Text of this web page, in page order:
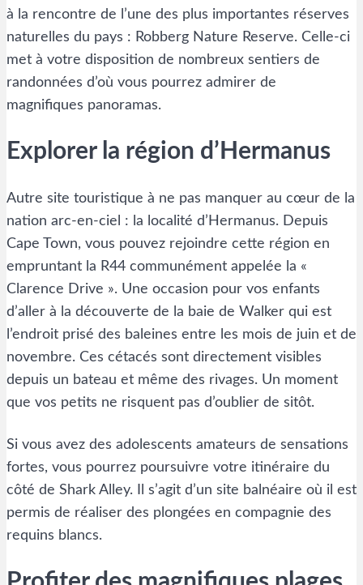
à la rencontre de l’une des plus importantes réserves
naturelles du pays : Robberg Nature Reserve. Celle-ci
met à votre disposition de nombreux sentiers de
randonnées d’où vous pourrez admirer de
magnifiques panoramas.
Explorer la région d’Hermanus
Autre site touristique à ne pas manquer au cœur de la
nation arc-en-ciel : la localité d’Hermanus. Depuis
Cape Town, vous pouvez rejoindre cette région en
empruntant la R44 communément appelée la «
Clarence Drive ». Une occasion pour vos enfants
d’aller à la découverte de la baie de Walker qui est
l’endroit prisé des baleines entre les mois de juin et de
novembre. Ces cétacés sont directement visibles
depuis un bateau et même des rivages. Un moment
que vos petits ne risquent pas d’oublier de sitôt.
Si vous avez des adolescents amateurs de sensations
fortes, vous pourrez poursuivre votre itinéraire du
côté de Shark Alley. Il s’agit d’un site balnéaire où il est
permis de réaliser des plongées en compagnie des
requins blancs.